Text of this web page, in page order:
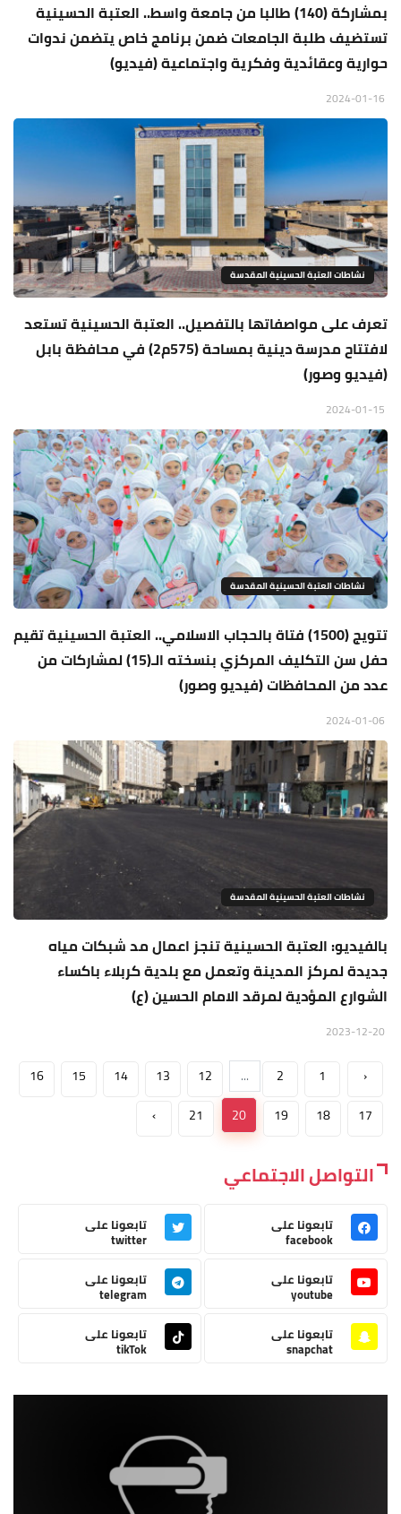
بمشاركة (140) طالبا من جامعة واسط.. العتبة الحسينية
تستضيف طلبة الجامعات ضمن برنامج خاص يتضمن ندوات
حوارية وعقائدية وفكرية واجتماعية (فيديو)
نشاطات العتبة الحسينية المقدسة
تعرف على مواصفاتها بالتفصيل.. العتبة الحسينية تستعد
لافتتاح مدرسة دينية بمساحة (575م2) في محافظة بابل
(فيديو وصور)
نشاطات العتبة الحسينية المقدسة
تتويج (1500) فتاة بالحجاب الاسلامي.. العتبة الحسينية تقيم
حفل سن التكليف المركزي بنسخته الـ(15) لمشاركات من
عدد من المحافظات (فيديو وصور)
نشاطات العتبة الحسينية المقدسة
بالفيديو: العتبة الحسينية تنجز اعمال مد شبكات مياه
جديدة لمركز المدينة وتعمل مع بلدية كربلاء باكساء
الشوارع المؤدية لمرقد الامام الحسين (ع)
‹
1
2
...
12
13
14
15
16
17
18
19
20
21
›
التواصل الاجتماعي
تابعونا على
facebook
تابعونا على
twitter
تابعونا على
youtube
تابعونا على
telegram
تابعونا على
snapchat
تابعونا على
tikTok